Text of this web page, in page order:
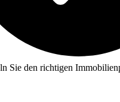
Sie den richtigen